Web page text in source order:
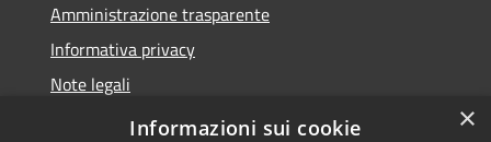
Amministrazione trasparente
Informativa privacy
Note legali
Dichiarazione di accessibilità
×
Informazioni sui cookie